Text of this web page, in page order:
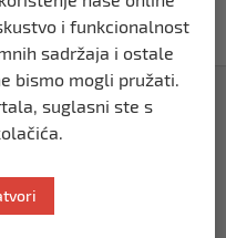
i funkcionalnost
sadržaja i ostale
bismo mogli pružati.
suglasni ste s